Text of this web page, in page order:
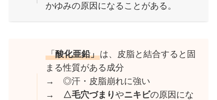
かゆみの原因になることがある。
「酸化亜鉛」は、皮脂と結合すると固
まる性質がある成分
→ ◎汗・皮脂崩れに強い
→ △毛穴づまりやニキビの原因にな